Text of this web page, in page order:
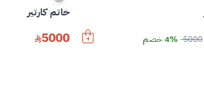
5000 4% خصم
خاتم كارتير
5000